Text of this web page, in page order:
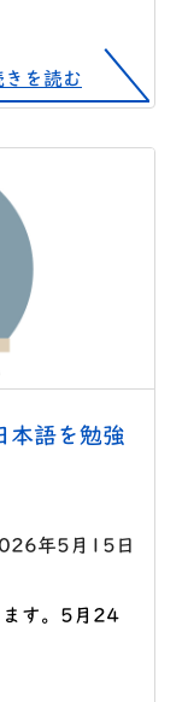
きを読む
本語を勉強
年5月15日
ます。5月24